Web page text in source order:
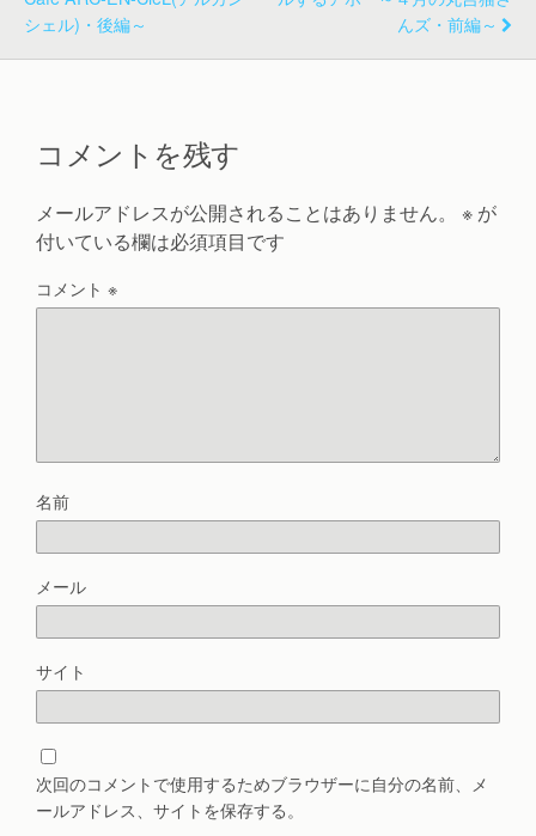
シェル)・後編～
んズ・前編～
コメントを残す
メールアドレスが公開されることはありません。 ※ が
付いている欄は必須項目です
コメント ※
名前
メール
サイト
次回のコメントで使用するためブラウザーに自分の名前、メ
ールアドレス、サイトを保存する。